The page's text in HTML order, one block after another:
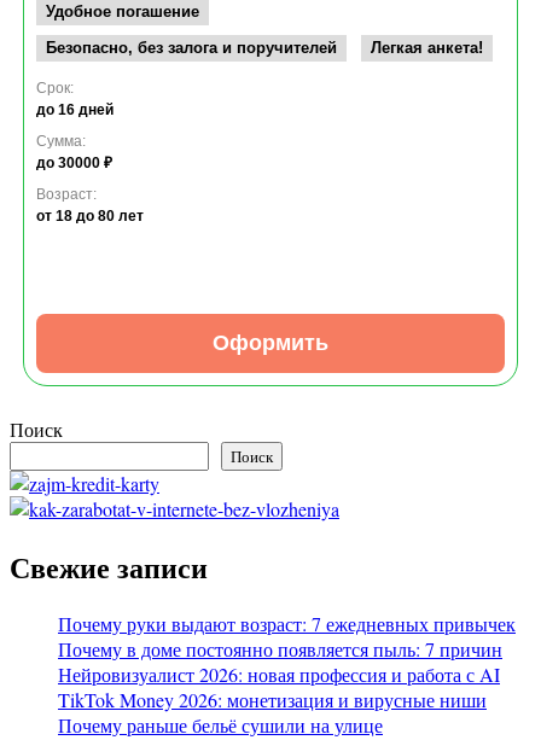
Удобное погашение
Безопасно, без залога и поручителей
Легкая анкета!
Срок:
до 16 дней
Сумма:
до 30000 ₽
Возраст:
от 18 до 80 лет
Оформить
Поиск
Поиск
Свежие записи
Почему руки выдают возраст: 7 ежедневных привычек
Почему в доме постоянно появляется пыль: 7 причин
Нейровизуалист 2026: новая профессия и работа с AI
TikTok Money 2026: монетизация и вирусные ниши
Почему раньше бельё сушили на улице